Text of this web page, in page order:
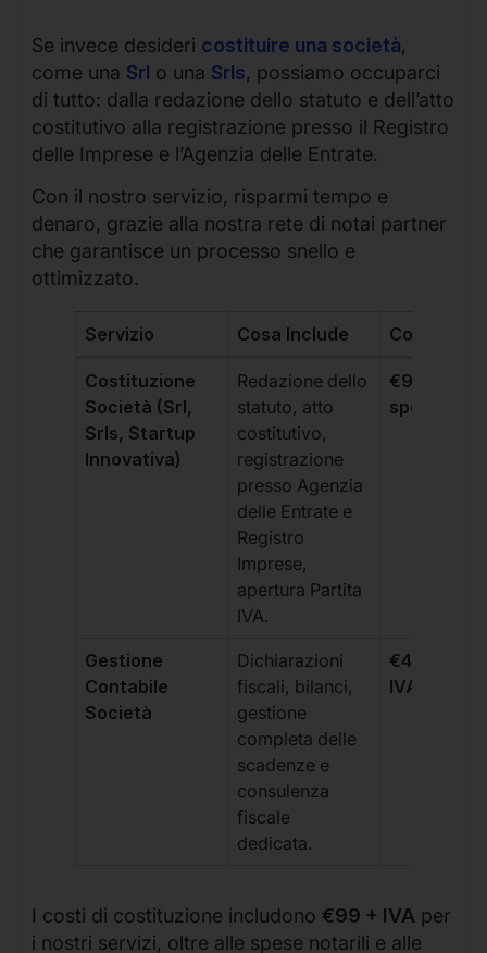
Se invece desideri costituire una società,
come una Srl o una Srls, possiamo occuparci
di tutto: dalla redazione dello statuto e dell’atto
costitutivo alla registrazione presso il Registro
delle Imprese e l’Agenzia delle Entrate.
Con il nostro servizio, risparmi tempo e
denaro, grazie alla nostra rete di notai partner
che garantisce un processo snello e
ottimizzato.
Servizio Cosa Include Costo
Costituzione
Società (Srl,
Srls, Startup
Innovativa)
Redazione dello
statuto, atto
costitutivo,
registrazione
presso Agenzia
delle Entrate e
Registro
Imprese,
apertura Partita
IVA.
€99 + IVA
spese
Gestione
Contabile
Società
Dichiarazioni
fiscali, bilanci,
gestione
completa delle
scadenze e
consulenza
fiscale
dedicata.
€499 +
IVA/
I costi di costituzione includono €99 + IVA per
i nostri servizi, oltre alle spese notarili e alle